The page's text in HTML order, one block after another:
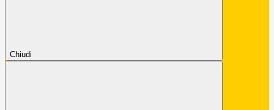
Chiudi